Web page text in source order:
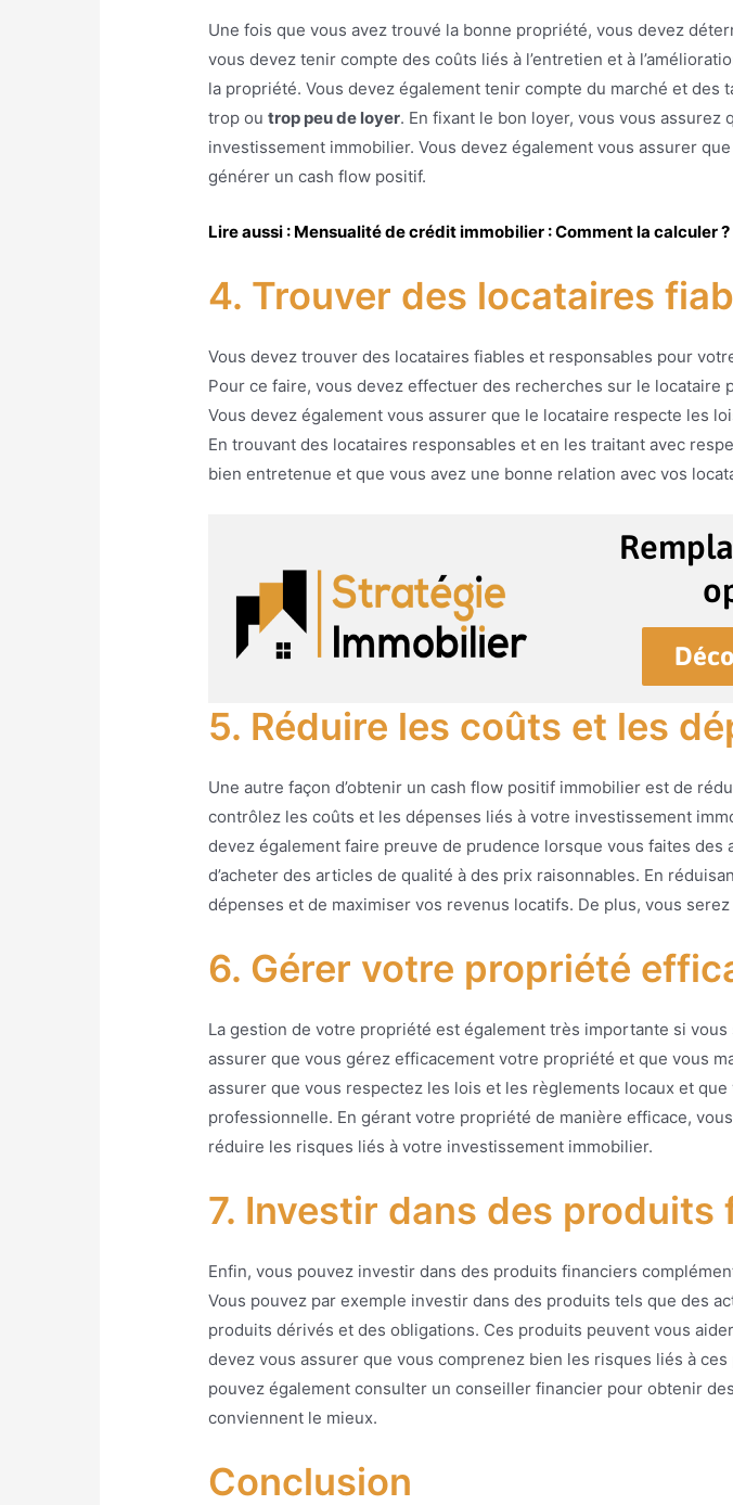
Une fois que vous avez trouvé la bonne propriété, vous devez
vous devez tenir compte des coûts liés à l’entretien et à
la propriété. Vous devez également tenir compte du marché et
trop outrop peu de loyer. En fixant le bon loyer, vous vous
investissement immobilier. Vous devez également vous assurer
générer un cash flow positif.
Lire aussi : Mensualité de crédit immobilier : Comment la calculer ?
4. Trouver des locataires
Vous devez trouver des locataires fiables et responsables pour
Pour ce faire, vous devez effectuer des recherches sur le
Vous devez également vous assurer que le locataire respecte les
En trouvant des locataires responsables et en les traitant avec
bien entretenue et que vous avez une bonne relation avec vos
5. Réduire les coûts et les
Une autre façon d’obtenir un cash flow positif immobilier est de
contrôlez les coûts et les dépenses liés à votre investissement
devez également faire preuve de prudence lorsque vous faites
d’acheter des articles de qualité à des prix raisonnables. En
dépenses et de maximiser vos revenus locatifs. De plus, vous
6. Gérer votre propriété
La gestion de votre propriété est également très importante si
assurer que vous gérez efficacement votre propriété et que vous
assurer que vous respectez les lois et les règlements locaux et
professionnelle. En gérant votre propriété de manière efficace,
réduire les risques liés à votre investissement immobilier.
7. Investir dans des
Enfin, vous pouvez investir dans des produits financiers
Vous pouvez par exemple investir dans des produits tels que des
produits dérivés et des obligations. Ces produits peuvent vous
devez vous assurer que vous comprenez bien les risques liés à
pouvez également consulter un conseiller financier pour obtenir
conviennent le mieux.
Conclusion